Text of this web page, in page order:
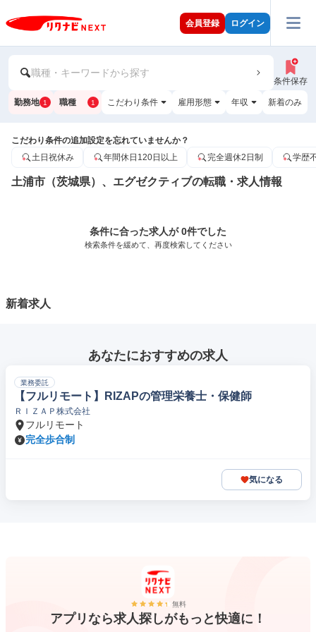
会員登録 ログイン
職種・キーワードから探す
条件保存
勤務地 1 職種 1 こだわり条件 雇用形態 年収 新着のみ
こだわり条件の追加設定を忘れていませんか？
土日祝休み
年間休日120日以上 完全週休2日制 学歴
土浦市（茨城県）、エグゼクティブの転職・求人情報
条件に合った求人が 0件でした
検索条件を緩めて、再度検索してください
新着求人
あなたにおすすめの求人
業務委託
【フルリモート】RIZAPの管理栄養士・保健師
ＲＩＺＡＰ株式会社
フルリモート
完全歩合制
気になる
無料
アプリなら求人探しがもっと快適に！